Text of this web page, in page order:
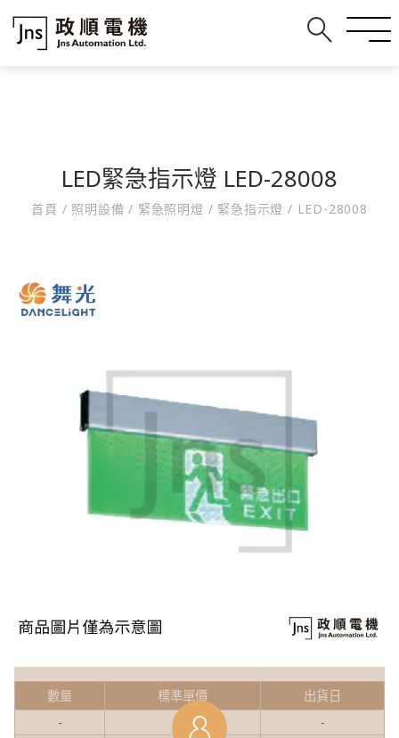
LED緊急指示燈 LED-28008
首頁 / 照明設備/ 緊急照明燈 / 緊急指示燈/ LED-28008
數量 標準單價
出貨日
-
-